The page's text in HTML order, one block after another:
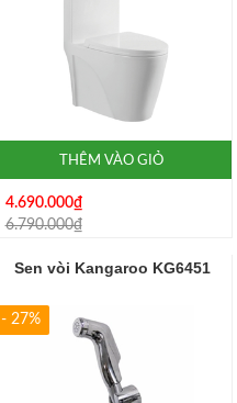
THÊM VÀO GIỎ
4.690.000₫
6.790.000₫
Sen vòi Kangaroo KG6451
- 27%